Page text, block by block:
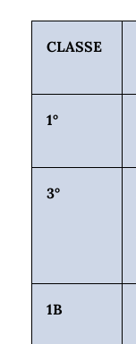
CLASSE
1°
3°
1B